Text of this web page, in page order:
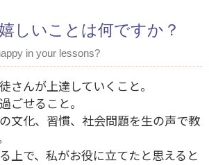
しいことは何ですか？
in your lessons?
さんが上達していくこと。
ごせること。
文化、習慣、社会問題を生の声で教
上で、私がお役に立てたと思えると